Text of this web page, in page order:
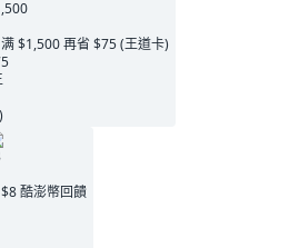
满 $1,500 再省 $75 (王道卡)
$8 酷澎幣回饋